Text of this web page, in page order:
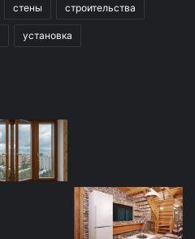
стены строительства
установка